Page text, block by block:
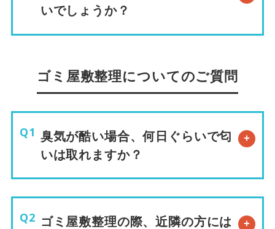
いでしょうか？
ゴミ屋敷整理についてのご質問
臭気が酷い場合、何日ぐらいで匂
いは取れますか？
ゴミ屋敷整理の際、近隣の方には